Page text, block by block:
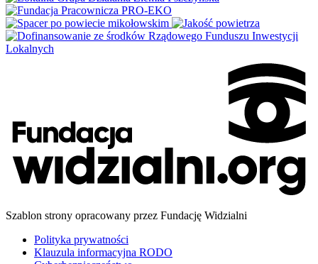
Szablon strony opracowany przez Fundację Widzialni
Polityka prywatności
Klauzula informacyjna RODO